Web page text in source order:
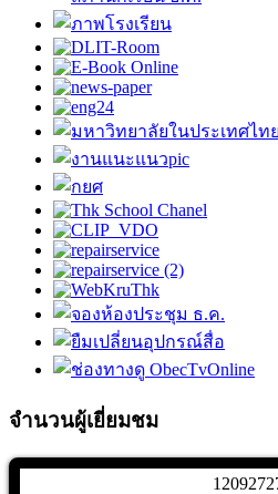
จำนวนผู้เยี่ยมชม
1 209272